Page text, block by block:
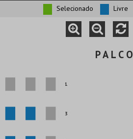
Selecionado Livre
P A L C O
1
3